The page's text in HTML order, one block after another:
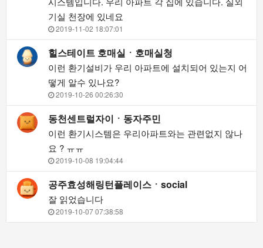
기실 천장에 있네요
2019-11-02 18:07:01
힐스테이트 호매실ㆍ호매실청
이런 환기설비가 우리 아파트에 설치되어 있는지 어
떻게 알수 있나요?
2019-10-26 00:26:30
동천센트럴자이ㆍ동자주민
이런 환기시스템은 우리아파트와는 관련없지 않나
요 ? ㅠㅠ
2019-10-08 19:04:44
공주효성해링턴플레이스ㆍsocial
잘 읽었습니다
2019-10-07 07:38:58